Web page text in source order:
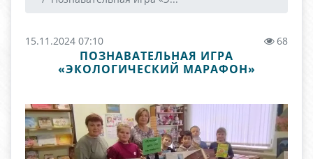
15.11.2024 07:10 68
ПОЗНАВАТЕЛЬНАЯ ИГРА
«ЭКОЛОГИЧЕСКИЙ МАРАФОН»